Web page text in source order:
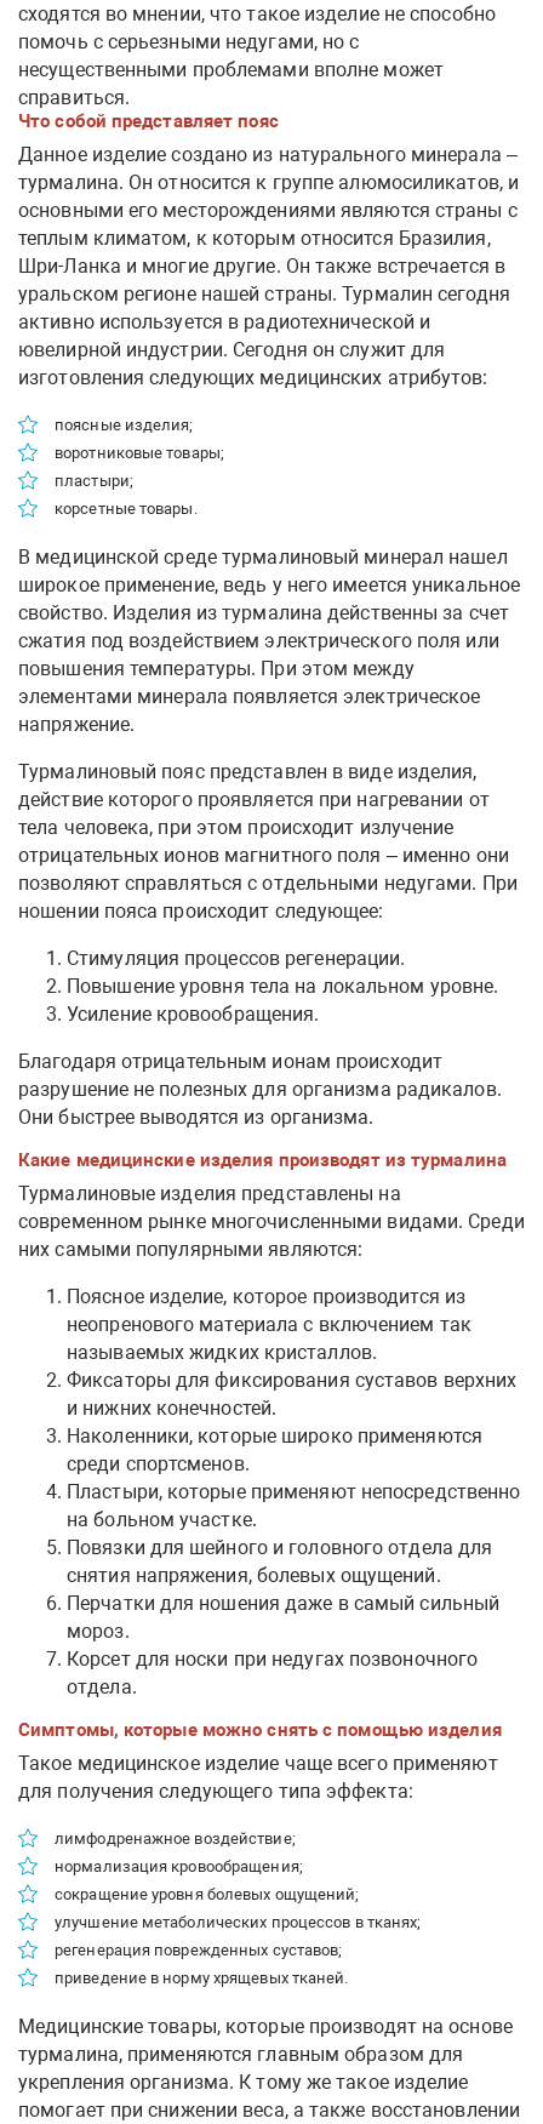
сходятся во мнении, что такое изделие не способно
помочь с серьезными недугами, но с
несущественными проблемами вполне может
справиться.
Что собой представляет пояс
Данное изделие создано из натурального минерала –
турмалина. Он относится к группе алюмосиликатов, и
основными его месторождениями являются страны с
теплым климатом, к которым относится Бразилия,
Шри-Ланка и многие другие. Он также встречается в
уральском регионе нашей страны. Турмалин сегодня
активно используется в радиотехнической и
ювелирной индустрии. Сегодня он служит для
изготовления следующих медицинских атрибутов:
поясные изделия;
воротниковые товары;
пластыри;
корсетные товары.
В медицинской среде турмалиновый минерал нашел
широкое применение, ведь у него имеется уникальное
свойство. Изделия из турмалина действенны за счет
сжатия под воздействием электрического поля или
повышения температуры. При этом между
элементами минерала появляется электрическое
напряжение.
Турмалиновый пояс представлен в виде изделия,
действие которого проявляется при нагревании от
тела человека, при этом происходит излучение
отрицательных ионов магнитного поля – именно они
позволяют справляться с отдельными недугами. При
ношении пояса происходит следующее:
Стимуляция процессов регенерации.
Повышение уровня тела на локальном уровне.
Усиление кровообращения.
Благодаря отрицательным ионам происходит
разрушение не полезных для организма радикалов.
Они быстрее выводятся из организма.
Какие медицинские изделия производят из турмалина
Турмалиновые изделия представлены на
современном рынке многочисленными видами. Среди
них самыми популярными являются:
Поясное изделие, которое производится из
неопренового материала с включением так
называемых жидких кристаллов.
Фиксаторы для фиксирования суставов верхних
и нижних конечностей.
Наколенники, которые широко применяются
среди спортсменов.
Пластыри, которые применяют непосредственно
на больном участке.
Повязки для шейного и головного отдела для
снятия напряжения, болевых ощущений.
Перчатки для ношения даже в самый сильный
мороз.
Корсет для носки при недугах позвоночного
отдела.
Симптомы, которые можно снять с помощью изделия
Такое медицинское изделие чаще всего применяют
для получения следующего типа эффекта:
лимфодренажное воздействие;
нормализация кровообращения;
сокращение уровня болевых ощущений;
улучшение метаболических процессов в тканях;
регенерация поврежденных суставов;
приведение в норму хрящевых тканей.
Медицинские товары, которые производят на основе
турмалина, применяются главным образом для
укрепления организма. К тому же такое изделие
помогает при снижении веса, а также восстановлении